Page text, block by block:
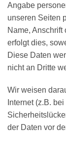
Angabe
unseren Seiten
Name,
erfolgt dies,
Diese Daten
nicht an Dritte
Wir weisen
Internet (z.B.
der Daten vor